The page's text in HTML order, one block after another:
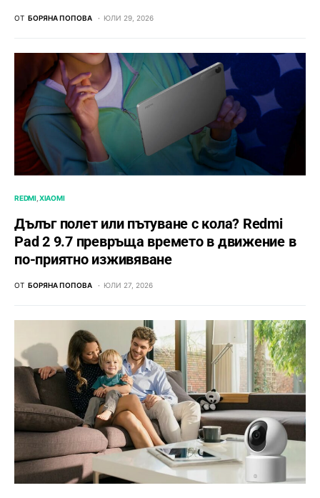
ОТ БОРЯНА ПОПОВА ЮЛИ 29, 2026
REDMI XIAOMI
Дълъг полет или пътуване с кола? Redmi
Pad 2 9.7 превръща времето в движение в
по-приятно изживяване
ОТ БОРЯНА ПОПОВА ЮЛИ 27, 2026